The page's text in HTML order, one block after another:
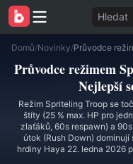
Hledat
Domů/Novinky/
Průvodce režimem
Nejlepší
Režim Spriteling Troop se
štíty (25 % max. HP pro
zlaťáků, 60s respawn) a
útok (Rush Down)
hrdiny Haya 22. ledna 2026